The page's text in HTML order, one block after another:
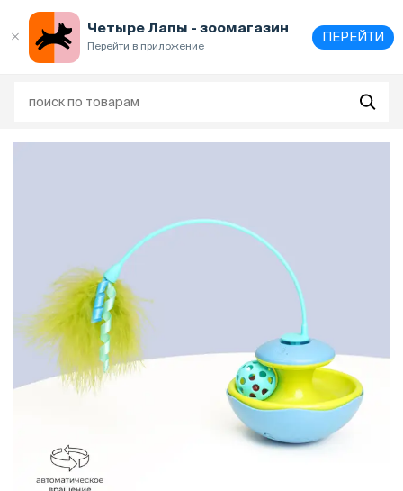
Четыре Лапы - зоомагазин
Перейти в приложение
ПЕРЕЙТИ